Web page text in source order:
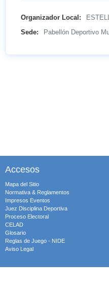
Organizador Local:
Sede: Pabellón Deportivo
Accesos
Mapa del Sitio
Normativa & Reglamentos
Impresos Eventos
Juez Disciplina Deportiva
Proceso Electoral
CELAD
Glosario
Reglas de Juego - NIDE
Aviso Legal